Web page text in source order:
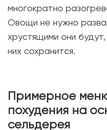
многократно
Овощи не нужно
хрустящими они
них сохранится.
Примерное
похудения на
сельдерея